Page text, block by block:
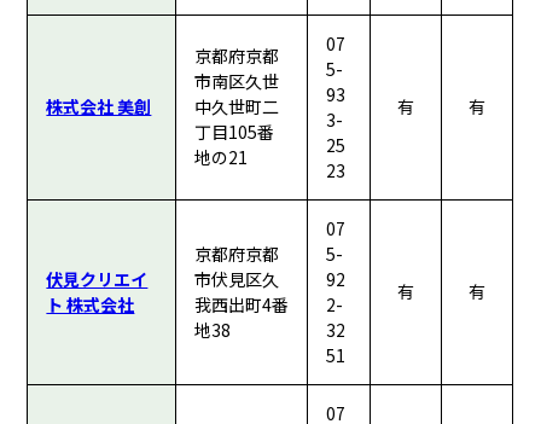
株式会社 美創
京都府京都
市南区久世
中久世町二
丁目105番
地の21
07
5-
93
3-
25
23
有 有
伏見クリエイ
ト 株式会社
京都府京都
市伏見区久
我西出町4番
地38
07
5-
92
2-
32
51
有 有
07